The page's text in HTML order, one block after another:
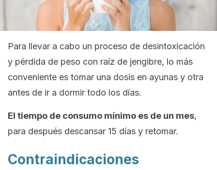
Para llevar a cabo un proceso de desintoxicación
y pérdida de peso con raíz de jengibre, lo más
conveniente es tomar una dosis en ayunas y otra
antes de ir a dormir todo los días.
El tiempo de consumo mínimo es de un mes,
para después descansar 15 días y retomar.
Contraindicaciones